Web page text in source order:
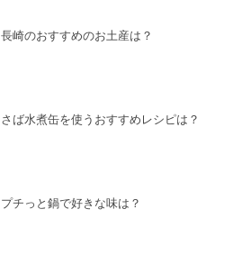
長崎のおすすめのお土産は？
さば水煮缶を使うおすすめレシピは？
プチっと鍋で好きな味は？